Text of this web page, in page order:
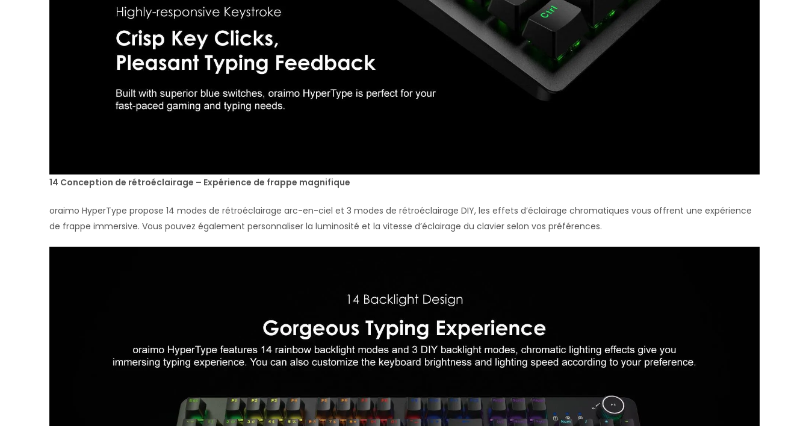
14 Conception de rétroéclairage – Expérience de frappe magnifique
oraimo HyperType propose 14 modes de rétroéclairage arc-en-ciel et 3 modes de rétroéclairage DIY, les effets d’éclairage chromatiques vous offrent une expérience
de frappe immersive. Vous pouvez également personnaliser la luminosité et la vitesse d’éclairage du clavier selon vos préférences.